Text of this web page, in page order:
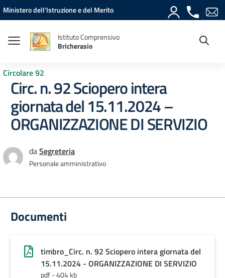
Vai ai contenuti
Vai al menu di navigazione
Vai al footer
Ministero dell'Istruzione e del Merito
Istituto Comprensivo
Bricherasio
Circolare 92
Circ. n. 92 Sciopero intera
giornata del 15.11.2024 –
ORGANIZZAZIONE DI SERVIZIO
daSegreteria
Personale amministrativo
Documenti
timbro_Circ. n. 92 Sciopero intera giornata del
15.11.2024 - ORGANIZZAZIONE DI SERVIZIO
pdf - 404 kb